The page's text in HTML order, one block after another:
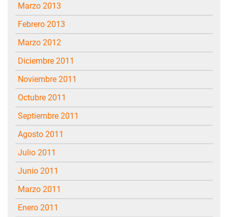
marzo 2013
febrero 2013
marzo 2012
diciembre 2011
noviembre 2011
octubre 2011
septiembre 2011
agosto 2011
julio 2011
junio 2011
marzo 2011
enero 2011